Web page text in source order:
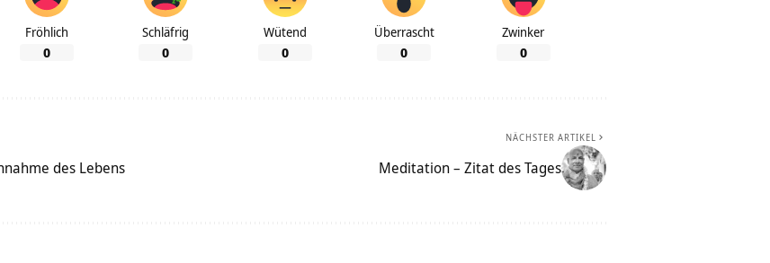
Fröhlich
0
Schläfrig
0
Wütend
0
Überrascht
0
Zwinker
0
des Lebens
NÄCHSTER ARTIKEL
Meditation – Zitat des Tages